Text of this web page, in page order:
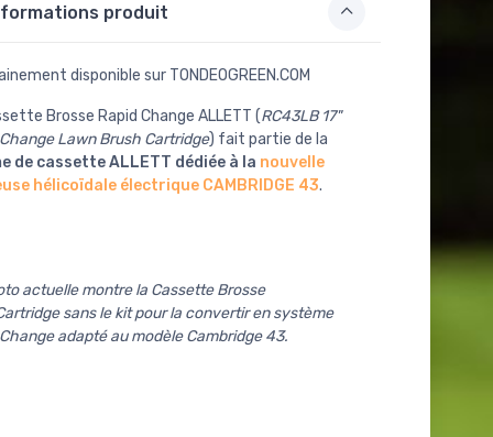
produit
disponible sur TONDEOGREEN.COM
Brosse Rapid Change ALLETT (RC43LB 17"
Lawn Brush Cartridge) fait partie de la
de cassette ALLETT dédiée à la nouvelle
hélicoïdale électrique CAMBRIDGE 43.
actuelle montre la Cassette Brosse
sans le kit pour la convertir en système
adapté au modèle Cambridge 43.